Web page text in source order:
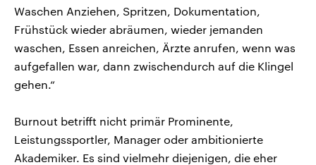
Waschen Anziehen, Spritzen, Dokumentation,
Frühstück wieder abräumen, wieder jemanden
waschen, Essen anreichen, Ärzte anrufen, wenn was
aufgefallen war, dann zwischendurch auf die Klingel
gehen.“
Burnout betrifft nicht primär Prominente,
Leistungssportler, Manager oder ambitionierte
Akademiker. Es sind vielmehr diejenigen, die eher